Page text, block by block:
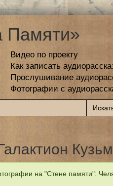
Памяти»
Видео по проекту
Как записать
Прослушивание
Фотографии с
на "Стене памяти":